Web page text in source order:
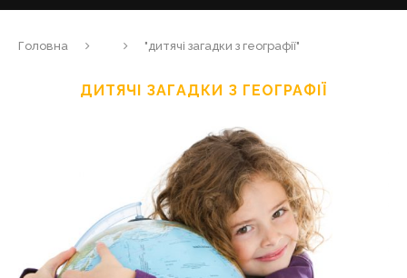
Головна "дитячі загадки з географії"
ДИТЯЧІ ЗАГАДКИ З ГЕОГРАФІЇ